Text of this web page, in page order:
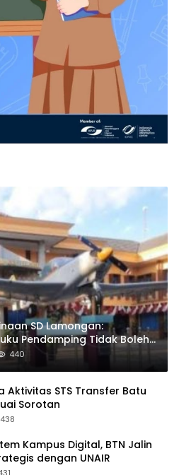
SD Lamongan:
Pendamping Tidak Boleh
440
Aktivitas STS Transfer Batu
Sorotan
438
Kampus Digital, BTN Jalin
dengan UNAIR